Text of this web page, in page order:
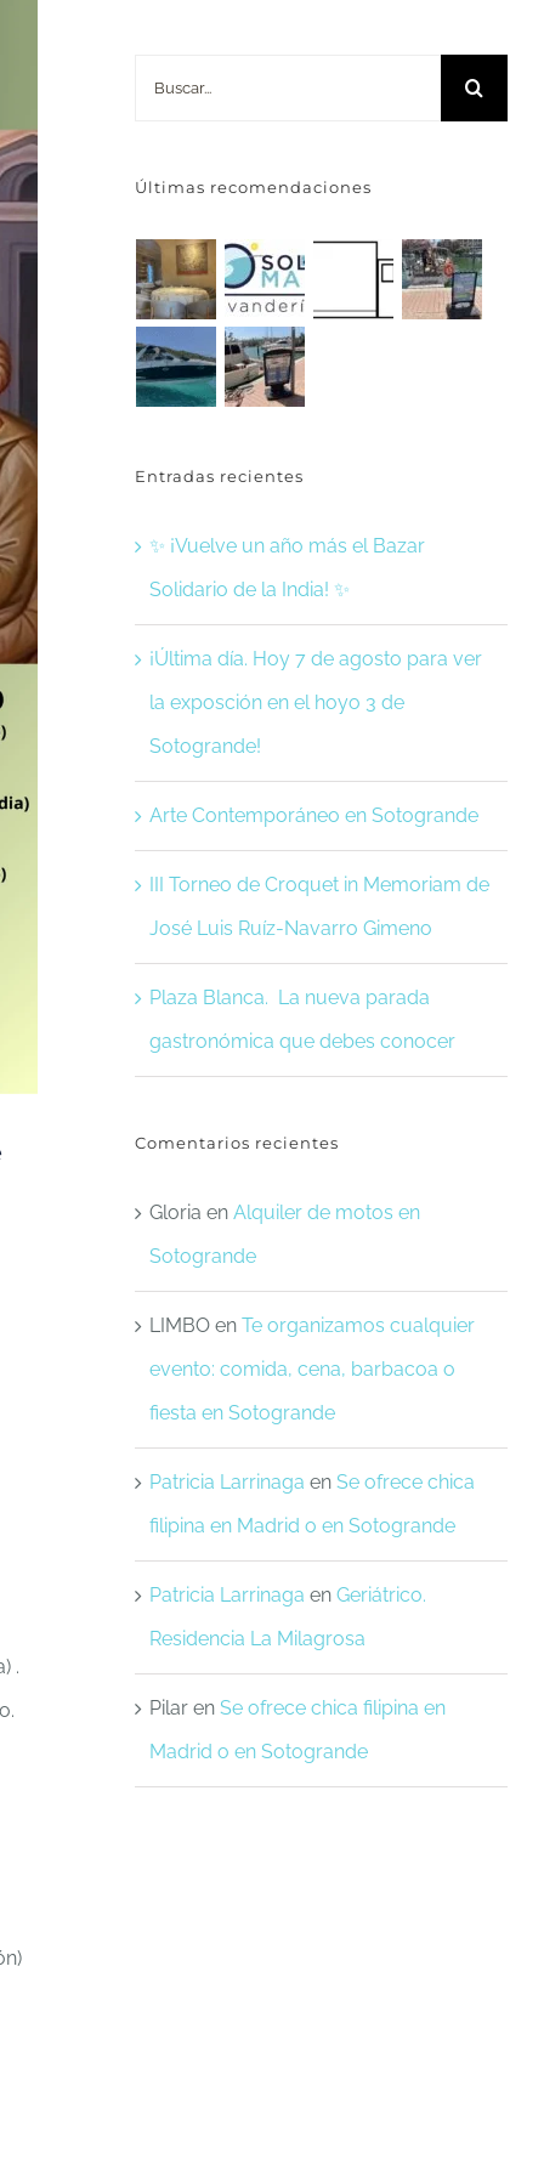
.
Últimas recomendaciones
Entradas recientes
✨ ¡Vuelve un año más el Bazar
Solidario de la India! ✨
¡Última día. Hoy 7 de agosto para ver
la exposción en el hoyo 3 de
Sotogrande!
Arte Contemporáneo en Sotogrande
III Torneo de Croquet in Memoriam de
José Luis Ruíz-Navarro Gimeno
Plaza Blanca. La nueva parada
gastronómica que debes conocer
Comentarios recientes
Gloria en Alquiler de motos en
Sotogrande
LIMBOen Te organizamos cualquier
evento: comida, cena, barbacoa o
fiesta en Sotogrande
Patricia Larrinaga en Se ofrece chica
filipina en Madrid o en Sotogrande
Patricia Larrinaga en Geriátrico.
Residencia La Milagrosa
Pilaren Se ofrece chica filipina en
Madrid o en Sotogrande